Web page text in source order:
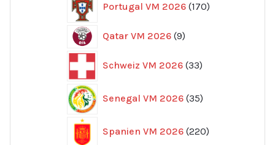
Portugal VM 2026 170
produkter
Qatar VM 2026 99
Schweiz VM 2026 33
produkter
Senegal VM 2026 35
produkter
Spanien VM 2026 220
produkter